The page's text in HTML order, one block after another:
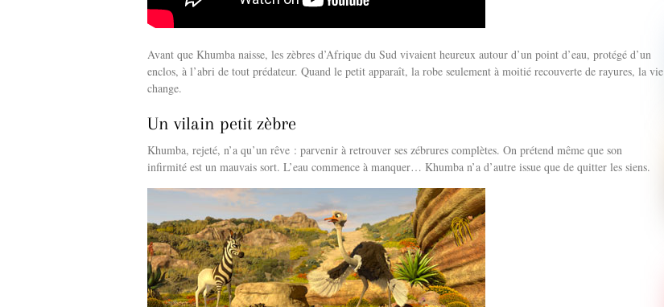
Avant que Khumba naisse, les zèbres d’Afrique du Sud vivaient heureux autour d’un point d’eau, protégé d’un
enclos, à l’abri de tout prédateur. Quand le petit apparaît, la robe seulement à moitié recouverte de rayures, la vie
change.
Un vilain petit zèbre
Khumba, rejeté, n’a qu’un rêve : parvenir à retrouver ses zébrures complètes. On prétend même que son
infirmité est un mauvais sort. L’eau commence à manquer… Khumba n’a d’autre issue que de quitter les siens.